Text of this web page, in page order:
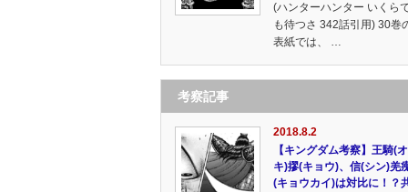
(ハンターハンター いくら
も待つさ 342話引用) 30巻
表紙では、 …
考察記事
2018.8.2
【キングダム考察】王騎(
キ)摎(キョウ)、信(シン)羌
(キョウカイ)は対比に！？